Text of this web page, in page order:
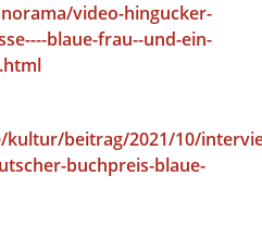
video-hingucker-
blaue-frau--und-ein-
beitrag/2021/10/
buchpreis-blaue-